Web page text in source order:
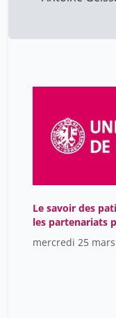
Le savoir des
les partenariats
soignants dans le
système de santé
mercredi 25